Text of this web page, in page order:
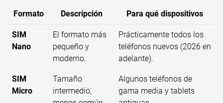
Formato Descripción Para qué dispositivos
SIM
Nano
El formato más
pequeño y
moderno.
Prácticamente todos los
teléfonos nuevos (2026 en
adelante).
SIM
Micro
Tamaño
intermedio,
Algunos teléfonos de
gama media y tablets